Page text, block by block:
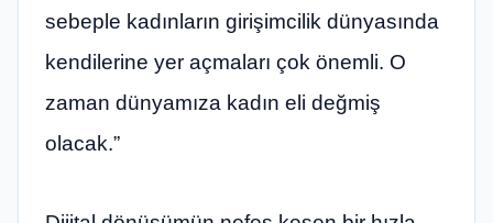
sebeple kadınların girişimcilik dünyasında
kendilerine yer açmaları çok önemli. O
zaman dünyamıza kadın eli değmiş
olacak.”